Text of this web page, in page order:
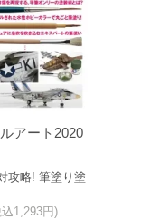
アート2020
攻略! 筆塗り塗
1,293円)